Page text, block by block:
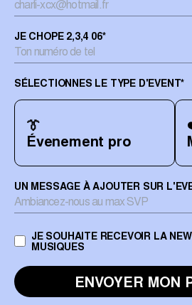
JE CHOPE 2,3,4 06*
SÉLECTIONNES LE TYPE D'EVENT*
👔
Évenement pro
UN MESSAGE À AJOUTER SUR
JE SOUHAITE RECEVOIR LA
MUSIQUES
ENVOYER MON